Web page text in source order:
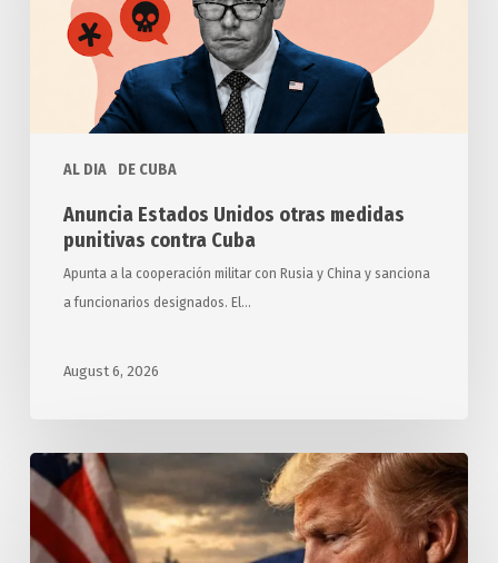
AL DIA DE CUBA
medidas
punitivas
Anuncia Estados Unidos otras medidas
punitivas contra Cuba
Apunta a la cooperación militar con Rusia y China y sanciona
a funcionarios designados. El…
August 6, 2026
Exigen
relatores
expertos